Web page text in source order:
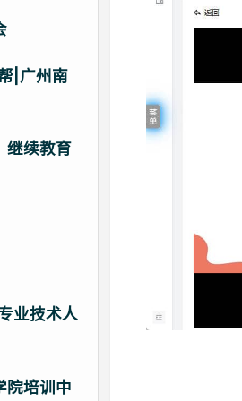
|广州南
继续教育
业技术人
院培训中